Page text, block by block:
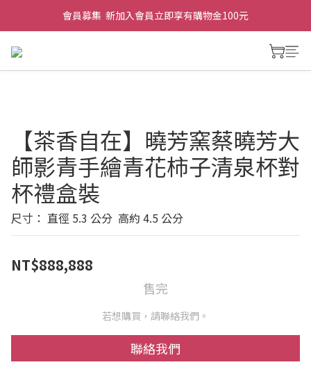
會員募集  新加入會員立即享有購物金100元
【茶香自在】曉芳窯蔡曉芳大
師影青手繪青花柿子清泉杯對
杯禮盒裝
尺寸： 直徑 5.3 公分  高約 4.5 公分
NT$888,888
售完
若想購買，請聯絡我們。
聯絡我們